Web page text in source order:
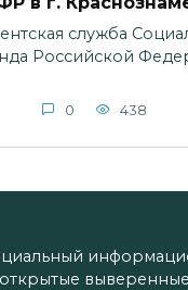
служба
Российской
0 438